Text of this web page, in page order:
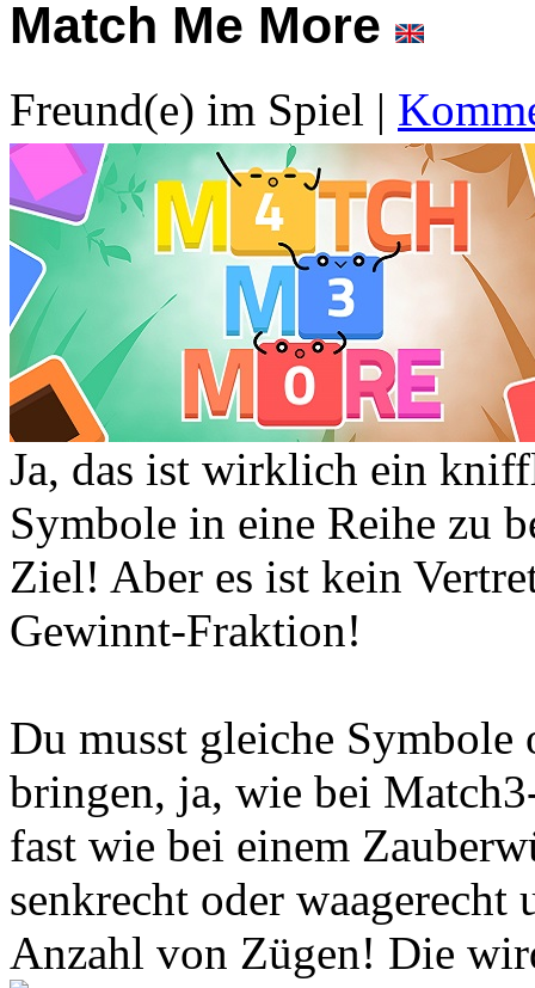
Match Me More
Freund(e) im Spiel |
Ja, das ist wirklich ein
Symbole in eine Reihe zu
Ziel! Aber es ist kein
Gewinnt-Fraktion!
Du musst gleiche Symbole
bringen, ja, wie bei
fast wie bei einem
senkrecht oder waagerecht
Anzahl von Zügen! Die